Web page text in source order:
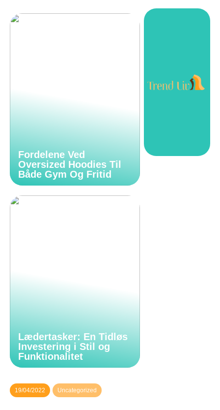
Fordelene Ved
Oversized Hoodies Til
Både Gym Og Fritid
Lædertasker: En Tidløs
Investering i Stil og
Funktionalitet
19/04/2022 Uncategorized